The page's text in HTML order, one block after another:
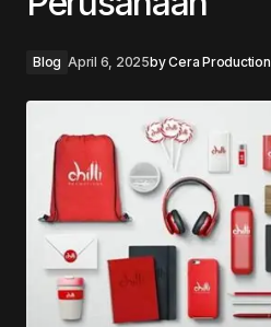
Blog April 6, 2025byCera Production